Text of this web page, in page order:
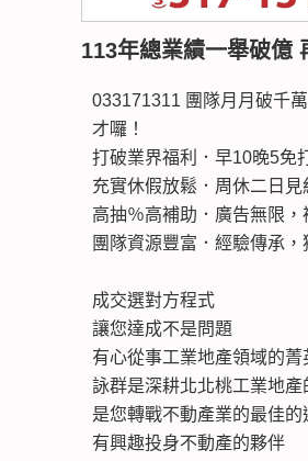
113年總業績一舉破億
033171311 團隊月月破千
才囉！
打破業界福利．早10晚5免
充實休假放鬆．周休二日見
高抽％高補助．廣告無限，
團隊資源豐富．經驗傳承，
成交選對方程式
讓您達成不是問題
有心從事工業地產領域的菁
詠群是深耕北北桃工業地產
是您轉戰不動產業的最佳的
有興趣投身不動產的夥伴